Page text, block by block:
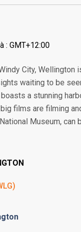
: GMT+12:00
City, Wellington
waiting to be
a stunning
films are filming
Museum,